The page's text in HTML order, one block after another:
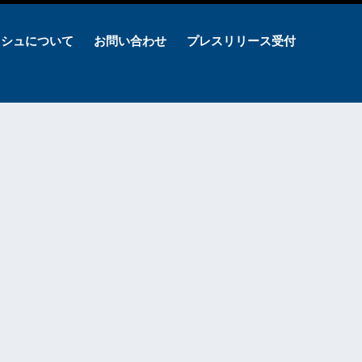
ュについて お問い合わせ プレスリリース受付